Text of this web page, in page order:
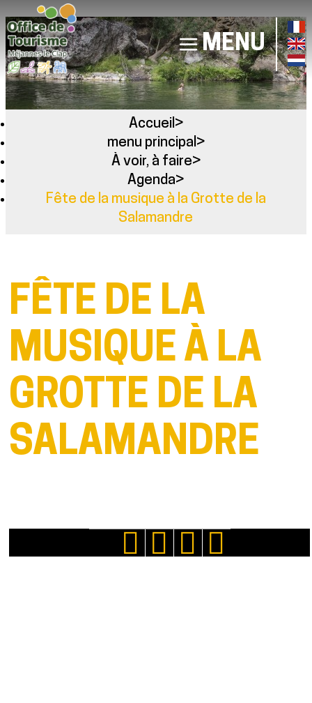
MENU
Accueil >
menu principal >
À voir, à faire>
Agenda>
Fête de la musique à la Grotte de la
Salamandre
FÊTE DE LA
MUSIQUE À LA
GROTTE DE LA
SALAMANDRE